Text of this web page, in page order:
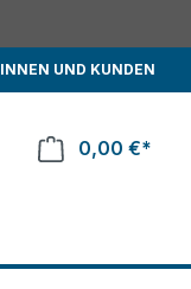
UND KUNDEN
0,00 €*